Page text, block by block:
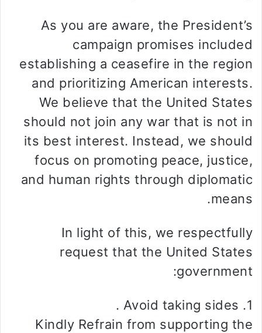
As you are aware, the President’s
campaign promises included
establishing a ceasefire in the region
and prioritizing American interests.
We believe that the United States
should not join any war that is not in
its best interest. Instead, we should
focus on promoting peace, justice,
and human rights through diplomatic
means.
In light of this, we respectfully
request that the United States
government:
1. Avoid taking sides .
Kindly Refrain from supporting the